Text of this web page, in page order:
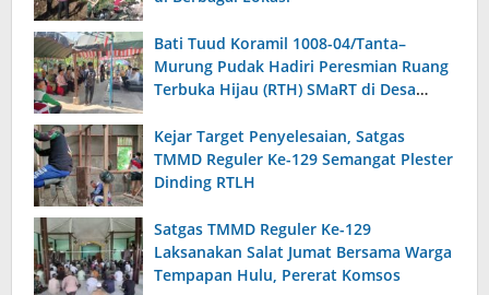
Bati Tuud Koramil 1008-04/Tanta–
Murung Pudak Hadiri Peresmian Ruang
Terbuka Hijau (RTH) SMaRT di Desa
Kejar Target Penyelesaian, Satgas
TMMD Reguler Ke-129 Semangat Plester
Dinding RTLH
Satgas TMMD Reguler Ke-129
Laksanakan Salat Jumat Bersama Warga
Tempapan Hulu, Pererat Komsos